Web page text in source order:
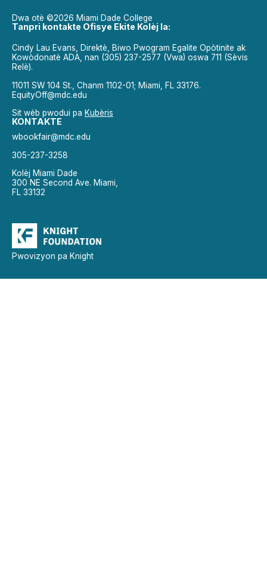
Dwa otè ©2026 Miami Dade College
Tanpri kontakte Ofisye Ekite Kolèj la:
Cindy Lau Evans, Direktè, Biwo Pwogram Egalite Opòtinite ak
Kowòdonatè ADA, nan (305) 237-2577 (Vwa) oswa 711 (Sèvis
Relè).
11011 SW 104 St., Chanm 1102-01; Miami, FL 33176.
EquityOff@mdc.edu
Sit wèb pwodui pa Kubèris
KONTAKTE
wbookfair@mdc.edu
305-237-3258
Kolèj Miami Dade
300 NE Second Ave. Miami,
FL 33132
Pwovizyon pa Knight